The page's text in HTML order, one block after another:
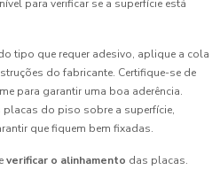
para verificar se a superfície está
tipo que requer adesivo, aplique a cola
do fabricante. Certifique-se de
para garantir uma boa aderência.
do piso sobre a superfície,
que fiquem bem fixadas.
verificar o alinhamento das placas.